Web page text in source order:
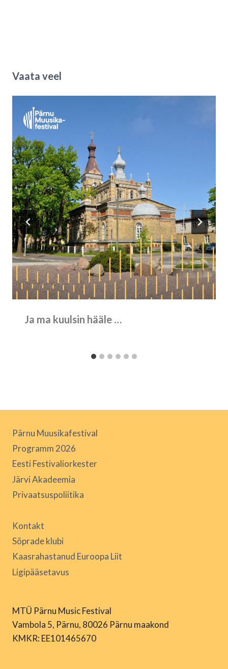
Vaata veel
Ja ma kuulsin hääle …
Pärnu Muusikafestival
Programm 2026
Eesti Festivaliorkester
Järvi Akadeemia
Privaatsuspoliitika
Kontakt
Sõprade klubi
Kaasrahastanud Euroopa Liit
Ligipääsetavus
MTÜ Pärnu Music Festival
Vambola 5, Pärnu, 80026 Pärnu maakond
KMKR: EE101465670